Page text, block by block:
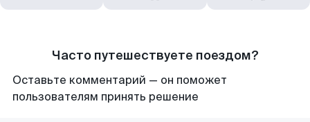
Часто путешествуете поездом?
Оставьте комментарий — он поможет
пользователям принять решение